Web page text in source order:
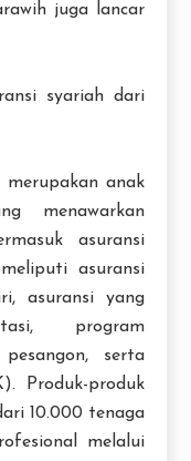
juga lancar
syariah dari
merupakan anak
menawarkan
asuransi
asuransi
asuransi yang
program
serta
Produk-produk
10.000 tenaga
melalui